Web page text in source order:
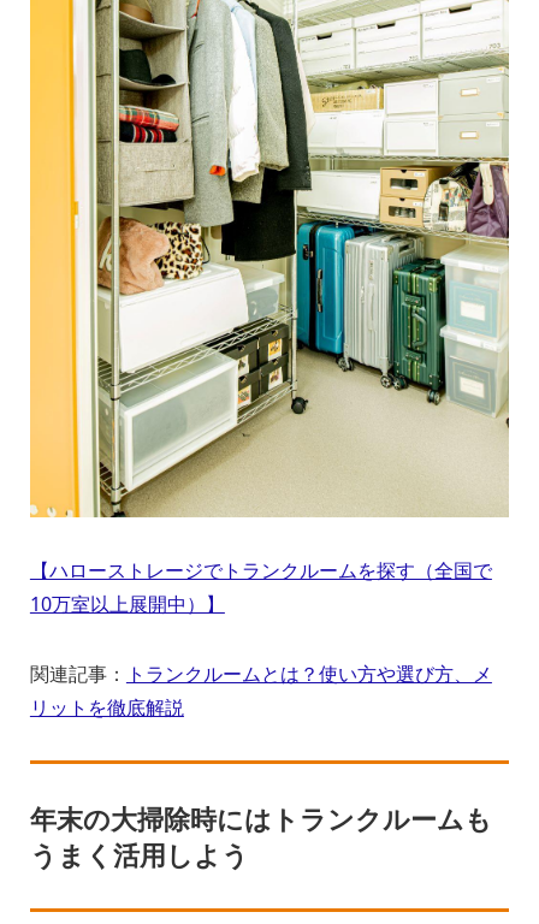
【ハローストレージでトランクルームを探す（全国で
10万室以上展開中）】
関連記事： トランクルームとは？使い方や選び方、メ
リットを徹底解説
年末の大掃除時にはトランクルームも
うまく活用しよう